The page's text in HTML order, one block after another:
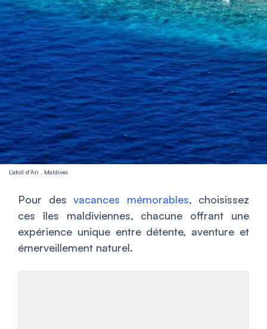
L’atoll d’Ari , Maldives
Pour des vacances mémorables, choisissez
ces îles maldiviennes, chacune offrant une
expérience unique entre détente, aventure et
émerveillement naturel.